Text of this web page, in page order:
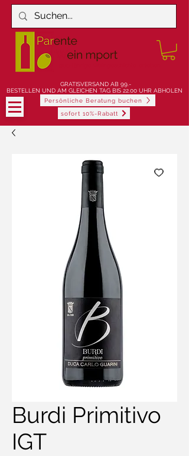
GRATISVERSAND AB 99.-
BESTELLEN UND AM GLEICHEN TAG BIS 22.00 UHR ABHOLEN
Persönliche Beratung buchen
sofort 10%-Rabatt
Burdi Primitivo
IGT